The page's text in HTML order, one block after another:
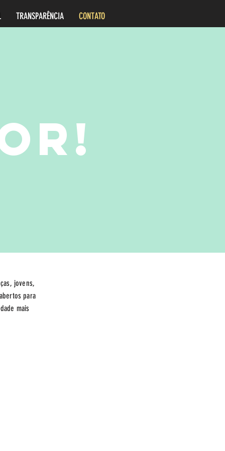
jovens,
para
mais
TRANSPARÊNCIA CONTATO